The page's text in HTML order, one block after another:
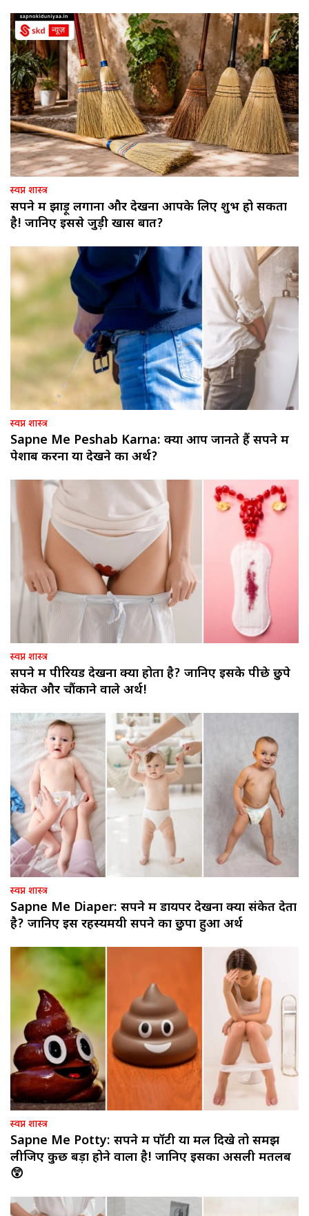
स्वप्न शास्त्र
सपने में झाड़ू लगाना और देखना आपके लिए शुभ हो सकता
है! जानिए इससे जुड़ी खास बातें?
स्वप्न शास्त्र
Sapne Me Peshab Karna: क्या आप जानते हैं सपने में
पेशाब करना या देखने का अर्थ?
स्वप्न शास्त्र
सपने में पीरियड देखना क्या होता है? जानिए इसके पीछे छुपे
संकेत और चौंकाने वाले अर्थ!
स्वप्न शास्त्र
Sapne Me Diaper: सपने में डायपर देखना क्या संकेत देता
है? जानिए इस रहस्यमयी सपने का छुपा हुआ अर्थ
स्वप्न शास्त्र
Sapne Me Potty: सपने में पॉटी या मल दिखे तो समझ
लीजिए कुछ बड़ा होने वाला है! जानिए इसका असली मतलब
😲